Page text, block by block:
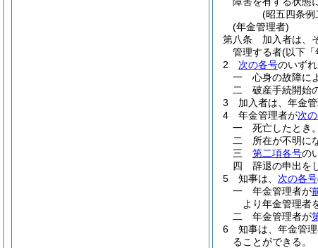
(昭五四条例
(年金管理者)
第八条
加入者は、
管理する者(以下「
2
次の各号のいず
一
心身の故障に
二
破産手続開始
3
加入者は、年金
4
年金管理者が次
一
死亡したとき。
二
所在が不明に
三
第二項各号の
四
辞退の申出を
5
知事は、 次の各号
一
年金管理者が
より年金管理者
二
年金管理者が
6
知事は、年金管
ることができる。